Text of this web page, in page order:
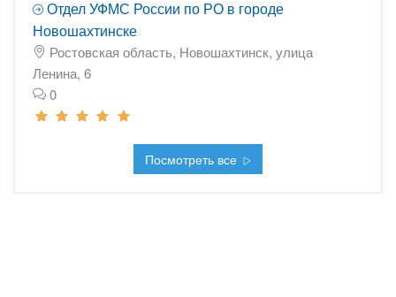
Отдел УФМС России по РО в городе
Новошахтинске
Ростовская область, Новошахтинск, улица
Ленина, 6
0
Посмотреть все